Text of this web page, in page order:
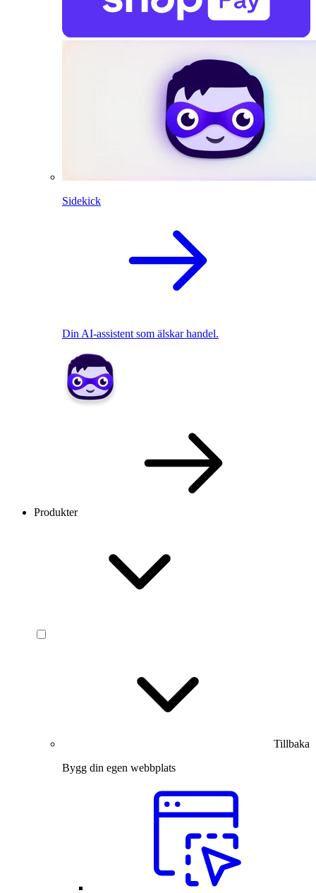
Sidekick
Din AI-assistent som älskar handel.
Produkter
Tillbaka
Bygg din egen webbplats